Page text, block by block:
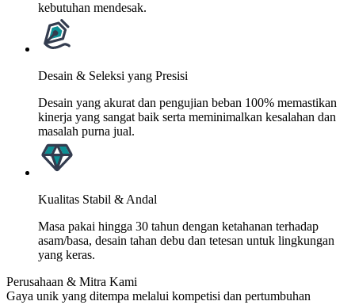
kebutuhan mendesak.
Desain & Seleksi yang Presisi
Desain yang akurat dan pengujian beban 100% memastikan
kinerja yang sangat baik serta meminimalkan kesalahan dan
masalah purna jual.
Kualitas Stabil & Andal
Masa pakai hingga 30 tahun dengan ketahanan terhadap
asam/basa, desain tahan debu dan tetesan untuk lingkungan
yang keras.
Perusahaan & Mitra Kami
Gaya unik yang ditempa melalui kompetisi dan pertumbuhan